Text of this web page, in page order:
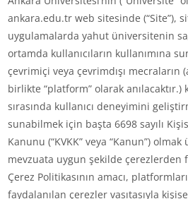
ankara.edu.tr web sitesinde (“Site”),
uygulamalarda yahut üniversitenin
ortamda kullanıcıların kullanımına
çevrimiçi veya çevrimdışı mecraların
birlikte “platform” olarak anılacaktır.)
sırasında kullanıcı deneyimini
sunabilmek için başta 6698 sayılı
Kanunu (“KVKK” veya “Kanun”)
mevzuata uygun şekilde çerezlerden
Çerez Politikasının amacı,
faydalanılan çerezler vasıtasıyla